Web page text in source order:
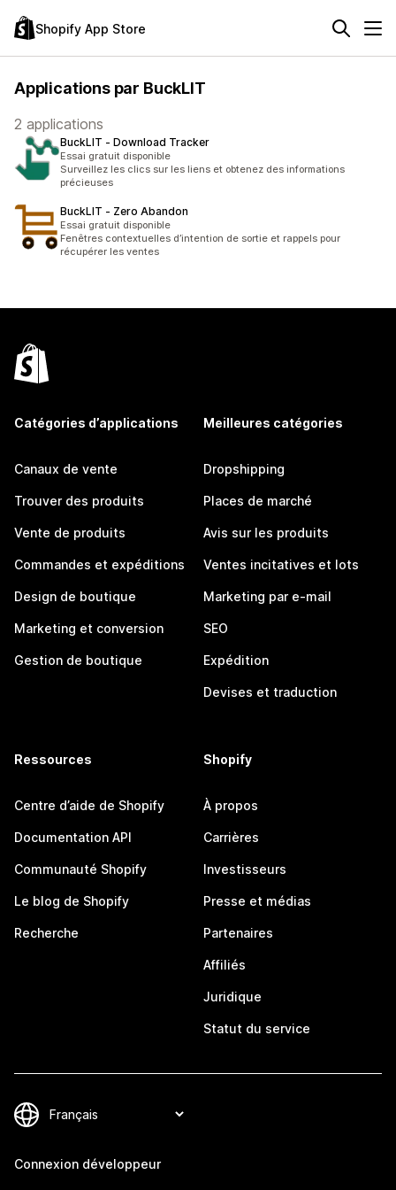
Shopify App Store
Applications par BuckLIT
2 applications
BuckLIT ‑ Download Tracker
Essai gratuit disponible
Surveillez les clics sur les liens et obtenez des informations
précieuses
BuckLIT ‑ Zero Abandon
Essai gratuit disponible
Fenêtres contextuelles d’intention de sortie et rappels pour
récupérer les ventes
Catégories d’applications
Canaux de vente
Trouver des produits
Vente de produits
Commandes et expéditions
Design de boutique
Marketing et conversion
Gestion de boutique
Meilleures catégories
Dropshipping
Places de marché
Avis sur les produits
Ventes incitatives et lots
Marketing par e-mail
SEO
Expédition
Devises et traduction
Ressources
Centre d’aide de Shopify
Documentation API
Communauté Shopify
Le blog de Shopify
Recherche
Shopify
À propos
Carrières
Investisseurs
Presse et médias
Partenaires
Affiliés
Juridique
Statut du service
Connexion développeur